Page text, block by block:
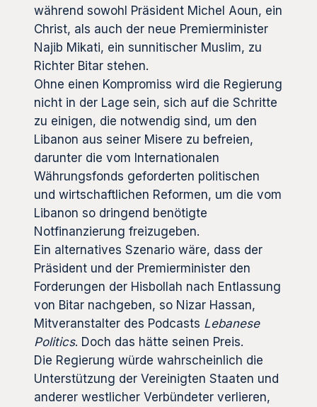
während sowohl Präsident Michel Aoun, ein
Christ, als auch der neue Premierminister
Najib Mikati, ein sunnitischer Muslim, zu
Richter Bitar stehen.
Ohne einen Kompromiss wird die Regierung
nicht in der Lage sein, sich auf die Schritte
zu einigen, die notwendig sind, um den
Libanon aus seiner Misere zu befreien,
darunter die vom Internationalen
Währungsfonds geforderten politischen
und wirtschaftlichen Reformen, um die vom
Libanon so dringend benötigte
Notfinanzierung freizugeben.
Ein alternatives Szenario wäre, dass der
Präsident und der Premierminister den
Forderungen der Hisbollah nach Entlassung
von Bitar nachgeben, so Nizar Hassan,
Mitveranstalter des Podcasts Lebanese
Politics. Doch das hätte seinen Preis.
Die Regierung würde wahrscheinlich die
Unterstützung der Vereinigten Staaten und
anderer westlicher Verbündeter verlieren,